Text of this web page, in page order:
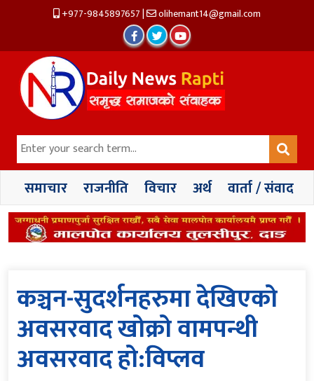
+977-9845897657| olihemant14@gmail.com
समाचार राजनीति विचार अर्थ वार्ता / संवाद
कञ्चन-सुदर्शनहरुमा देखिएको
अवसरवाद खोक्रो वामपन्थी
अवसरवाद हो:विप्लव